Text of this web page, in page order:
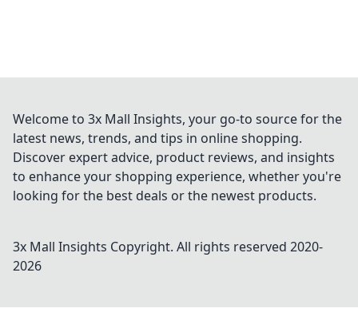
Welcome to 3x Mall Insights, your go-to source for the
latest news, trends, and tips in online shopping.
Discover expert advice, product reviews, and insights
to enhance your shopping experience, whether you're
looking for the best deals or the newest products.
3x Mall Insights Copyright. All rights reserved 2020-
2026